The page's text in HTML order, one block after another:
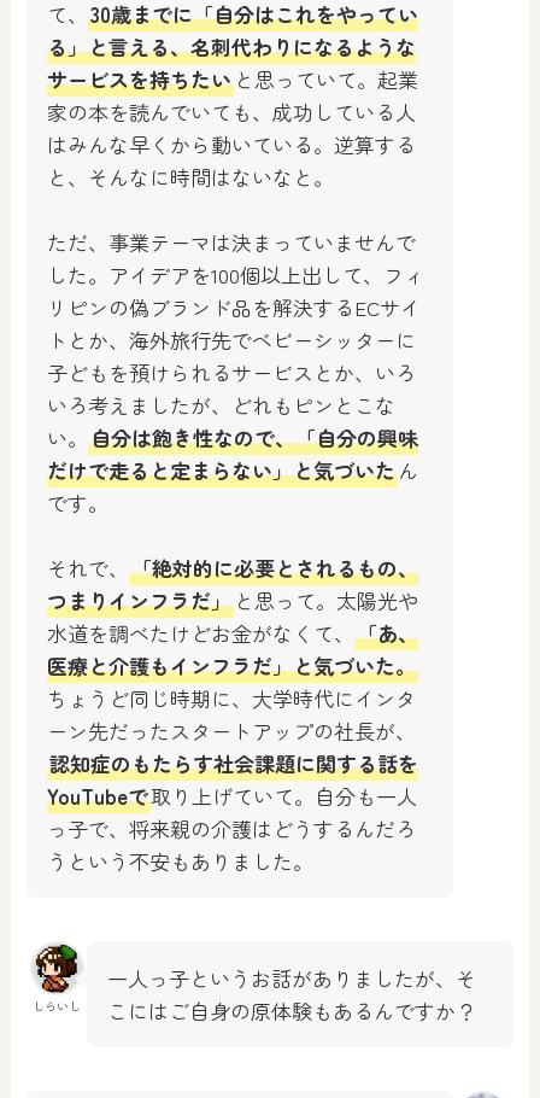
て、30歳までに「自分はこれをやってい
る」と言える、名刺代わりになるような
サービスを持ちたい と思っていて。起業
家の本を読んでいても、成功している人
はみんな早くから動いている。逆算する
と、そんなに時間はないなと。
ただ、事業テーマは決まっていませんで
した。アイデアを100個以上出して、フィ
リピンの偽ブランド品を解決するECサイ
トとか、海外旅行先でベビーシッターに
子どもを預けられるサービスとか、いろ
いろ考えましたが、どれもピンとこな
い。自分は飽き性なので、「自分の興味
だけで走ると定まらない」と気づいたん
です。
それで、「絶対的に必要とされるもの、
つまりインフラだ」 と思って。太陽光や
水道を調べたけどお金がなくて、「あ、
医療と介護もインフラだ」と気づいた。
ちょうど同じ時期に、大学時代にインタ
ーン先だったスタートアップの社長が、
認知症のもたらす社会課題に関する話を
YouTubeで取り上げていて。自分も一人
っ子で、将来親の介護はどうするんだろ
うという不安もありました。
しらいし
一人っ子というお話がありましたが、そ
こにはご自身の原体験もあるんですか？